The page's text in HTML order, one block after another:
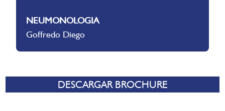
NEUMONOLOGIA
Goffredo Diego
DESCARGAR BROCHURE